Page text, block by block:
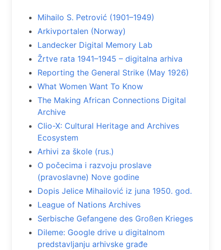
Mihailo S. Petrović (1901–1949)
Arkivportalen (Norway)
Landecker Digital Memory Lab
Žrtve rata 1941–1945 – digitalna arhiva
Reporting the General Strike (May 1926)
What Women Want To Know
The Making African Connections Digital
Archive
Clio-X: Cultural Heritage and Archives
Ecosystem
Arhivi za škole (rus.)
O počecima i razvoju proslave
(pravoslavne) Nove godine
Dopis Jelice Mihailović iz juna 1950. god.
League of Nations Archives
Serbische Gefangene des Großen Krieges
Dileme: Google drive u digitalnom
predstavljanju arhivske građe